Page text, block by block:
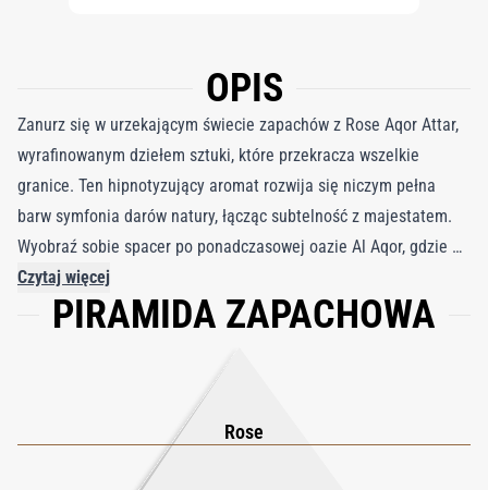
OPIS
Zanurz się w urzekającym świecie zapachów z Rose Aqor Attar,
wyrafinowanym dziełem sztuki, które przekracza wszelkie
granice. Ten hipnotyzujący aromat rozwija się niczym pełna
barw symfonia darów natury, łącząc subtelność z majestatem.
Wyobraź sobie spacer po ponadczasowej oazie Al Aqor, gdzie w
powietrzu unoszą się nuty romansu i tajemnicy. W miarę jak
zagłębiasz się w ten zapachowy krajobraz, zmysły otula
skórze. W sercu tej olfaktorycznej kompozycji znajduje się
majestatyczne kadzidło, nadające delikatnym płatkom królewski
charakter oraz aurę wyrafinowania i zmysłowości. Całość
Czytaj więcej
PIRAMIDA ZAPACHOWA
Rose